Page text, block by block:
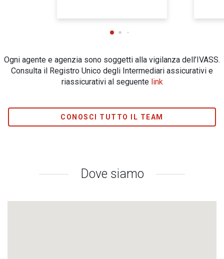
Ogni agente e agenzia sono soggetti alla vigilanza dell’IVASS.
Consulta il Registro Unico degli Intermediari assicurativi e
riassicurativi al seguente link
CONOSCI TUTTO IL TEAM
Dove siamo